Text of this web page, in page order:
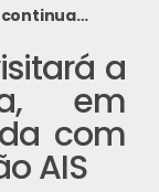
continua…
a
em
com
AIS